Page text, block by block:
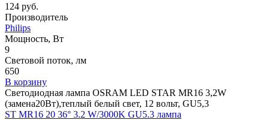
124 руб.
Производитель
Philips
Мощность, Вт
9
Световой поток, лм
650
В корзину
Светодиодная лампа OSRAM LED STAR MR16 3,2W
(замена20Вт),теплый белый свет, 12 вольт, GU5,3
ST MR16 20 36° 3.2 W/3000K GU5.3 лампа